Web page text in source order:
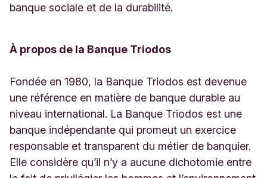
banque sociale et de la durabilité.
À propos de la Banque Triodos
Fondée en 1980, la Banque Triodos est devenue
une référence en matière de banque durable au
niveau international. La Banque Triodos est une
banque indépendante qui promeut un exercice
responsable et transparent du métier de banquier.
Elle considère qu’il n’y a aucune dichotomie entre